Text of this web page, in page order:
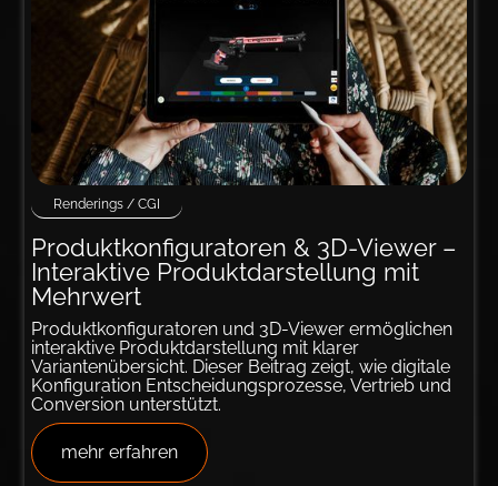
Renderings / CGI
Produkt­­konfi­gu­ra­­to­ren & 3D-Viewer –
Interaktive Produkt­­dar­stellung mit
Mehr­­wert
Produktkonfiguratoren und 3D-Viewer ermöglichen
interaktive Produktdarstellung mit klarer
Variantenübersicht. Dieser Beitrag zeigt, wie digitale
Konfiguration Entscheidungsprozesse, Vertrieb und
Conversion unterstützt.
mehr erfahren